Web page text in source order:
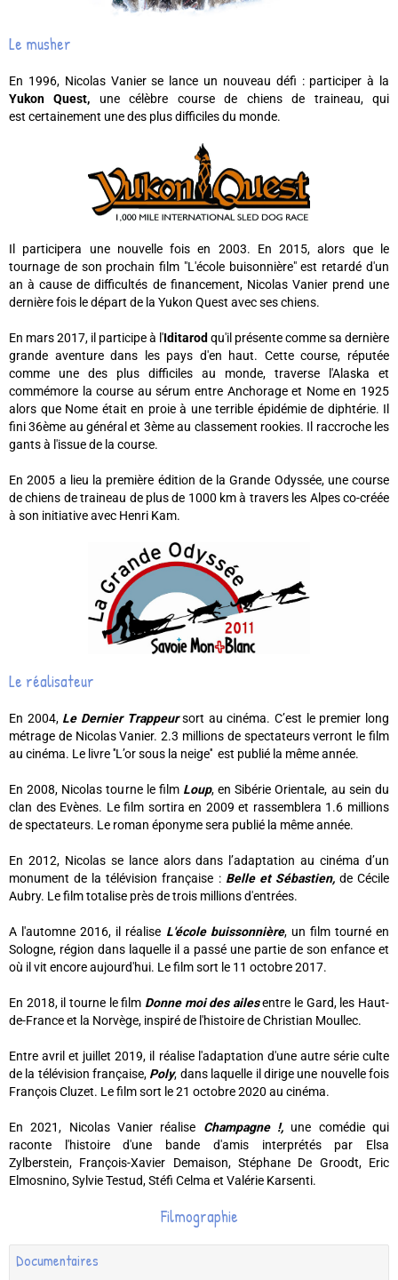
Le musher
En 1996, Nicolas Vanier se lance un nouveau défi : participer à la
Yukon Quest, une célèbre course de chiens de traineau, qui
est certainement une des plus difficiles du monde.
Il participera une nouvelle fois en 2003. En 2015, alors que le
tournage de son prochain film "L'école buisonnière" est retardé d'un
an à cause de difficultés de financement, Nicolas Vanier prend une
dernière fois le départ de la Yukon Quest avec ses chiens.
En mars 2017, il participe à l'Iditarod qu'il présente comme sa dernière
grande aventure dans les pays d'en haut. Cette course, réputée
comme une des plus difficiles au monde, traverse l'Alaska et
commémore la course au sérum entre Anchorage et Nome en 1925
alors que Nome était en proie à une terrible épidémie de diphtérie. Il
fini 36ème au général et 3ème au classement rookies. Il raccroche les
gants à l'issue de la course.
En 2005 a lieu la première édition de la Grande Odyssée, une course
de chiens de traineau de plus de 1000 km à travers les Alpes co-créée
à son initiative avec Henri Kam.
Le réalisateur
En 2004, Le Dernier Trappeursort au cinéma. C’est le premier long
métrage de Nicolas Vanier. 2.3 millions de spectateurs verront le film
au cinéma. Le livre ''L’or sous la neige'' est publié la même année.
En 2008, Nicolas tourne le film Loup, en Sibérie Orientale, au sein du
clan des Evènes. Le film sortira en 2009 et rassemblera 1.6 millions
de spectateurs. Le roman éponyme sera publié la même année.
En 2012, Nicolas se lance alors dans l’adaptation au cinéma d’un
monument de la télévision française : Belle et Sébastien,de Cécile
Aubry. Le film totalise près de trois millions d'entrées.
A l'automne 2016, il réalise L'école buissonnière, un film tourné en
Sologne, région dans laquelle il a passé une partie de son enfance et
où il vit encore aujourd'hui. Le film sort le 11 octobre 2017.
En 2018, il tourne le film Donne moi des ailesentre le Gard, les Haut-
de-France et la Norvège, inspiré de l'histoire de Christian Moullec.
Entre avril et juillet 2019, il réalise l'adaptation d'une autre série culte
de la télévision française, Poly, dans laquelle il dirige une nouvelle fois
François Cluzet. Le film sort le 21 octobre 2020 au cinéma.
En 2021, Nicolas Vanier réalise Champagne !, une comédie qui
raconte l'histoire d'une bande d'amis interprétés par Elsa
Zylberstein, François-Xavier Demaison, Stéphane De Groodt, Eric
Elmosnino, Sylvie Testud, Stéfi Celma et Valérie Karsenti.
Filmographie
Documentaires